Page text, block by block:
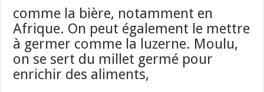
comme la bière, notamment en
Afrique. On peut également le mettre
à germer comme la luzerne. Moulu,
on se sert du millet germé pour
enrichir des aliments,